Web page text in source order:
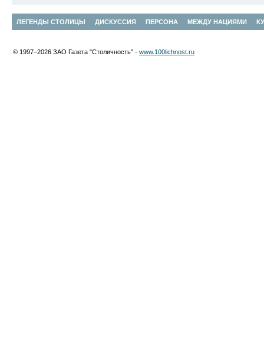
ЛЕГЕНДЫ СТОЛИЦЫ ДИСКУССИЯ ПЕРСОНА МЕЖДУ НАЦИЯМИ
© 1997–2026 ЗАО Газета "Столичность" - www.100lichnost.ru